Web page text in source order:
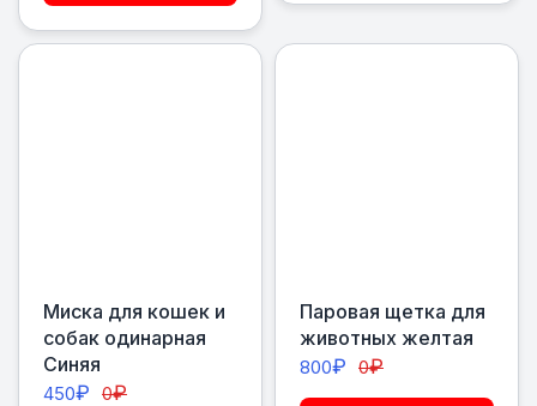
Миска для кошек и
собак одинарная
Синяя
450₽ 0₽
Паровая щетка для
животных желтая
800₽ 0₽